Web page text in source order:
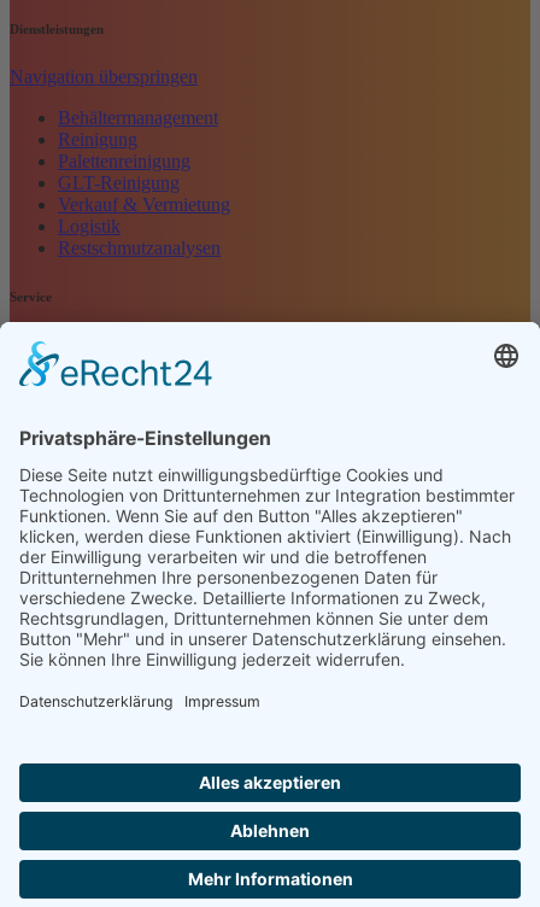
Dienstleistungen
Navigation überspringen
Behältermanagement
Reinigung
Palettenreinigung
GLT-Reinigung
Verkauf & Vermietung
Logistik
Restschmutzanalysen
Service
Navigation überspringen
Kontakt
Anfrage
Impressum
Datenschutz
AGB
Öffnungszeiten
Montag - Freitag
07:00 Uhr - 16:00 Uhr
Selbstverständlich sind wir ISO 9001 : 2015 zertifiziert und
betreiben aktives Qualitätsmanagement!
© 2026 i-bema GmbH |Webdesign by DAG